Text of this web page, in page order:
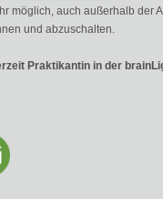
möglich, auch außerhalb der
und abzuschalten.
Praktikantin in der